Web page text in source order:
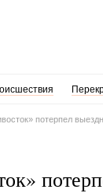
потерпел